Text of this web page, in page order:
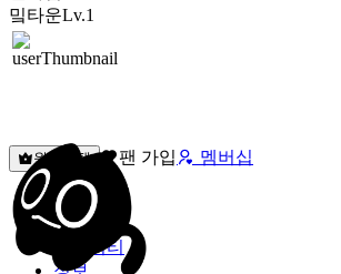
밐타운Lv.1
원픽선택 팬 가입 멤버십
밐타운
피드
커뮤니티
정보